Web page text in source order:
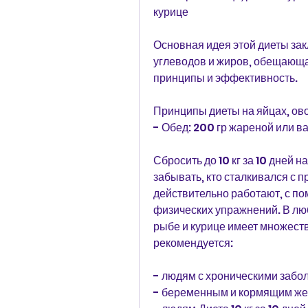
курице
Основная идея этой диеты
углеводов и жиров,
принципы и эффективность.
Принципы диеты на яйцах,
- Обед: 200 гр жареной или
Сбросить до 10 кг за 10 дней
забывать, кто сталкивался с
действительно работают, с
физических упражнений. В
рыбе и курице имеет
рекомендуется:
- людям с хроническими
- беременным и кормящим